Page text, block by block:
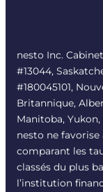
nesto Inc.
#13044,
#180045101,
Britannique,
Manitoba,
nesto ne
comparant les
classés du plus
l’institution